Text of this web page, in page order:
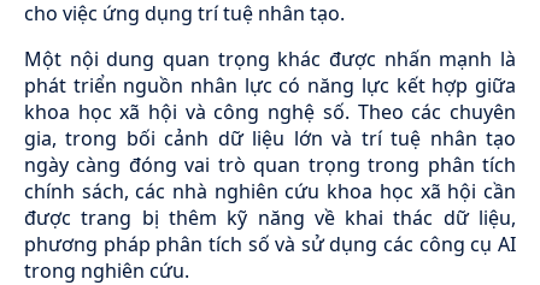
cho việc ứng dụng trí tuệ nhân tạo.
Một nội dung quan trọng khác được nhấn mạnh là
phát triển nguồn nhân lực có năng lực kết hợp giữa
khoa học xã hội và công nghệ số. Theo các chuyên
gia, trong bối cảnh dữ liệu lớn và trí tuệ nhân tạo
ngày càng đóng vai trò quan trọng trong phân tích
chính sách, các nhà nghiên cứu khoa học xã hội cần
được trang bị thêm kỹ năng về khai thác dữ liệu,
phương pháp phân tích số và sử dụng các công cụ AI
trong nghiên cứu.